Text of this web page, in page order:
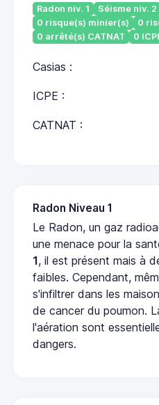
Radon niv. 1 Séisme niv. 2
0 risque(s) minier(s)
0
0 arrêté(s) CATNAT
0
Casias :
ICPE :
CATNAT :
Radon Niveau 1
Le Radon, un gaz
une menace pour la
1, il est présent mais à
faibles. Cependant,
s'infiltrer dans les
de cancer du poumon.
l'aération sont
dangers.